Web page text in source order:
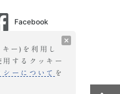
Facebook
LINE
Right Reserved.
ー)を利用し
する クッキー
シーについて を